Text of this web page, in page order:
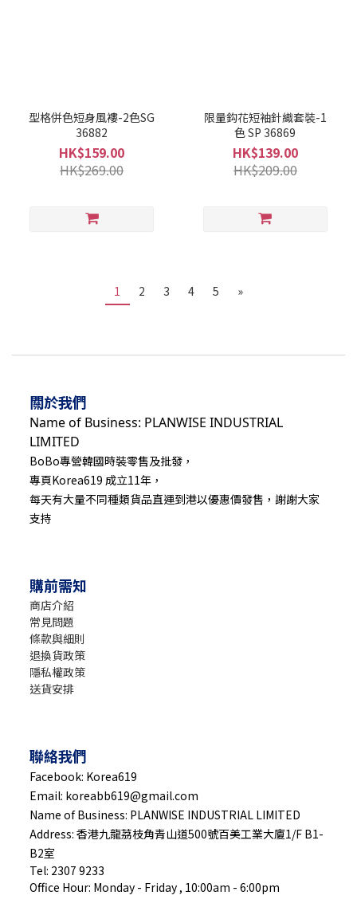
型格併色短身風褸-2色SG
36882
HK$159.00
HK$269.00
限量鈎花短袖針織套裝-1
色 SP 36869
HK$139.00
HK$209.00
1 2 3 4 5 »
關於我們
Name of Business: PLANWISE INDUSTRIAL
LIMITED
BoBo專營韓國時裝零售及批發，
專頁Korea619 成立11年，
每天有大量不同種類貨品直運到港以優惠價發售，謝謝大家
支持
購前需知
商店介紹
常見問題
條款與細則
退換貨政策
隱私權政策
送貨安排
聯絡我們
Facebook: Korea619
Email: koreabb619@gmail.com
Name of Business: PLANWISE INDUSTRIAL LIMITED
Address: 香港九龍茘枝角青山道500號百美工業大廈1/F B1-
B2室
Tel: 2307 9233
Office Hour: Monday - Friday , 10:00am - 6:00pm